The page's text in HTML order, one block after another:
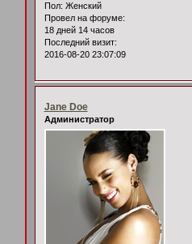
Пол: Женский
Провел на форуме:
18 дней 14 часов
Последний визит:
2016-08-20 23:07:09
Jane Doe
Администратор